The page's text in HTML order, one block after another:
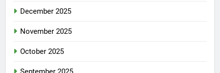
December 2025
November 2025
October 2025